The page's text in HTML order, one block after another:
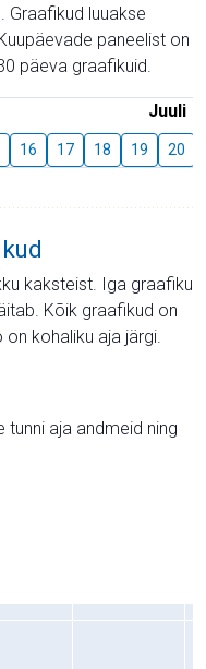
Graafikud luuakse
paneelist on
päeva graafikuid.
Juuli
16 17 18 19 20
kaksteist. Iga graafiku
Kõik graafikud on
kohaliku aja järgi.
aja andmeid ning